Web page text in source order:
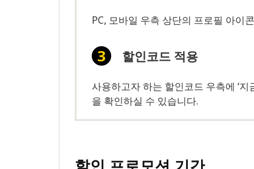
PC, 모바일 우측 상단의 프로필 아이
할인코드 적용
사용하고자 하는 할인코드 우측에 ‘
을 확인하실 수 있습니다.